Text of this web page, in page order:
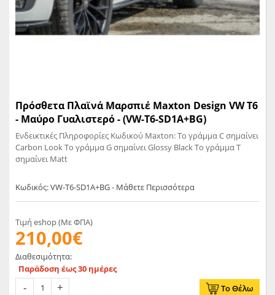
Πρόσθετα Πλαϊνά Μαρσπιέ Maxton Design VW T6
- Μαύρο Γυαλιστερό - (VW-T6-SD1A+BG)
Ενδεικτικές Πληροφορίες Κωδικού Maxton: Το γράμμα C σημαίνει
Carbon Look Το γράμμα G σημαίνει Glossy Black Το γράμμα T
σημαίνει Matt
Κωδικός: VW-T6-SD1A+BG - Μάθετε Περισσότερα
Τιμή eshop (Με ΦΠΑ)
210,00€
Διαθεσιμότητα:
Παράδοση έως 30 ημέρες
Το Θέλω